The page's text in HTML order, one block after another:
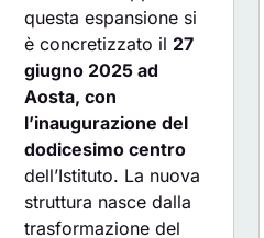
questa espansione si
è concretizzato il 27
giugno 2025 ad
Aosta, con
l’inaugurazione del
dodicesimo centro
dell’Istituto. La nuova
struttura nasce dalla
trasformazione del